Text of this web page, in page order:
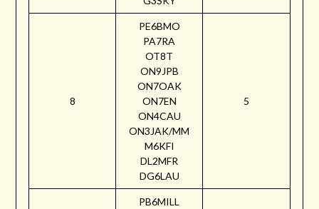
8
PE6BMO
PA7RA
OT8T
ON9JPB
ON7OAK
ON7EN
ON4CAU
ON3JAK/MM
M6KFI
DL2MFR
DG6LAU
5
PB6MILL